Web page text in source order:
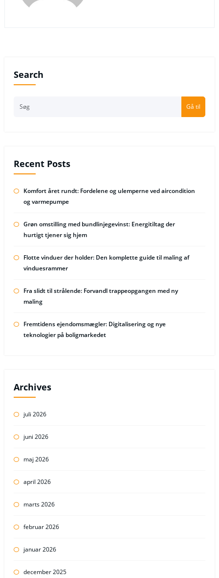
Search
Gå til
Recent Posts
Komfort året rundt: Fordelene og ulemperne ved aircondition
og varmepumpe
Grøn omstilling med bundlinjegevinst: Energitiltag der
hurtigt tjener sig hjem
Flotte vinduer der holder: Den komplette guide til maling af
vinduesrammer
Fra slidt til strålende: Forvandl trappeopgangen med ny
maling
Fremtidens ejendomsmægler: Digitalisering og nye
teknologier på boligmarkedet
Archives
juli 2026
juni 2026
maj 2026
april 2026
marts 2026
februar 2026
januar 2026
december 2025